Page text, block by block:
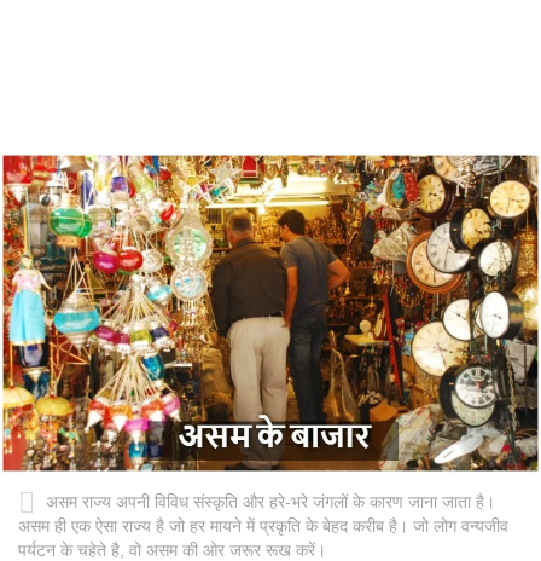
असम राज्‍य अपनी विविध संस्‍कृति और हरे-भरे जंगलों के कारण जाना जाता है।
असम ही एक ऐसा राज्‍य है जो हर मायने में प्रकृति के बेहद करीब है। जो लोग वन्‍यजीव
पर्यटन के चहेते है, वो असम की ओर जरूर रूख करें।